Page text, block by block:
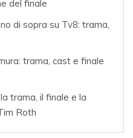
del finale
di sopra su Tv8: trama,
trama, cast e finale
trama, il finale e la
Roth